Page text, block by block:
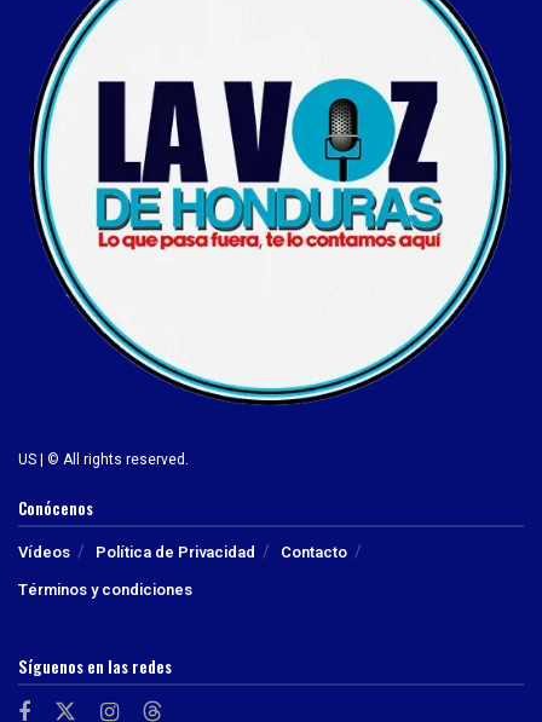
US | © All rights reserved.
Conócenos
Vídeos Política de Privacidad
Contacto
Términos y condiciones
Síguenos en las redes